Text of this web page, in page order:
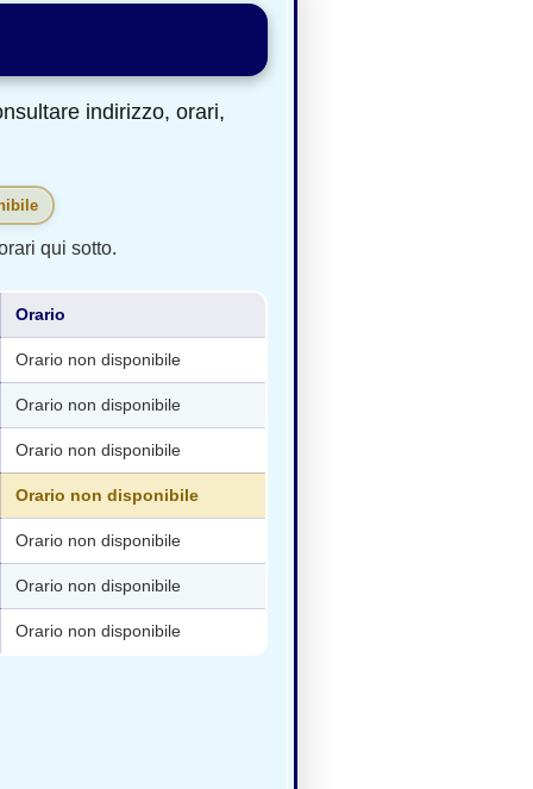
indirizzo, orari,
qui sotto.
Orario
Orario non disponibile
Orario non disponibile
Orario non disponibile
Orario non disponibile
Orario non disponibile
Orario non disponibile
Orario non disponibile